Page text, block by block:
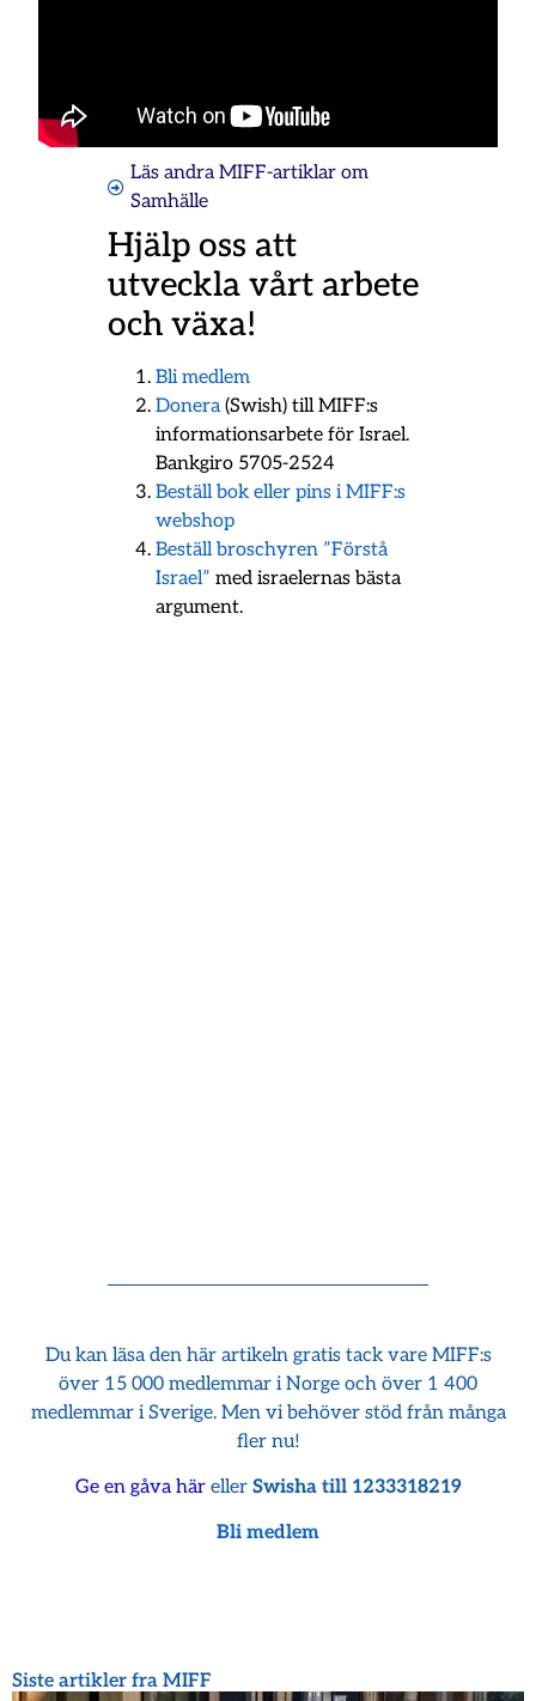
Läs andra MIFF-artiklar om
Samhälle
Hjälp oss att
utveckla vårt arbete
och växa!
Bli medlem
Donera(Swish) till MIFF:s
informationsarbete för Israel.
Bankgiro 5705-2524
Beställ bok eller pins i MIFF:s
webshop
Beställ broschyren ”Förstå
Israel” med israelernas bästa
argument.
Du kan läsa den här artikeln gratis tack vare MIFF:s
över 15 000 medlemmar i Norge och över 1 400
medlemmar i Sverige. Men vi behöver stöd från många
fler nu!
Ge en gåva häreller Swisha till 1233318219
Bli medlem
Siste artikler fra MIFF